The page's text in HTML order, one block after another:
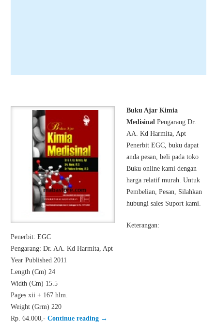
Buku Ajar Kimia
Medisinal Pengarang Dr.
AA. Kd Harmita, Apt
Penerbit EGC, buku dapat
anda pesan, beli pada toko
Buku online kami dengan
harga relatif murah. Untuk
Pembelian, Pesan, Silahkan
hubungi sales Suport kami.
Keterangan:
Penerbit: EGC
Pengarang: Dr. AA. Kd Harmita, Apt
Year Published 2011
Length (Cm) 24
Width (Cm) 15.5
Pages xii + 167 hlm.
Weight (Grm) 220
Rp. 64.000,- Continue reading →